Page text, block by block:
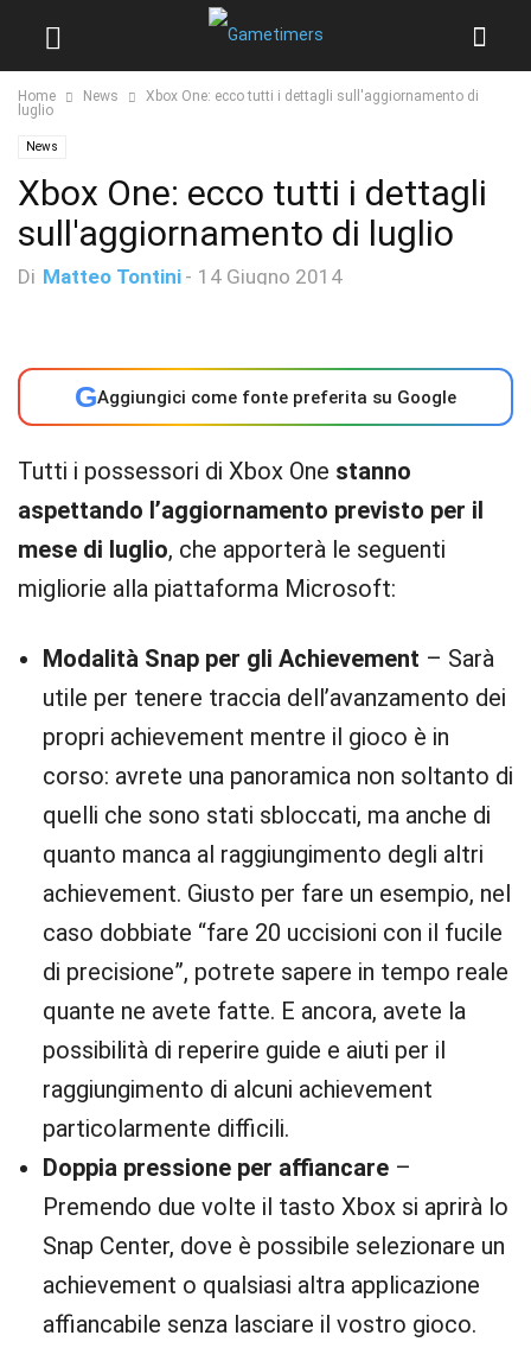
Home News
Xbox One: ecco tutti i dettagli sull'aggiornamento di
luglio
News
Xbox One: ecco tutti i dettagli
sull'aggiornamento di luglio
Di Matteo Tontini - 14 Giugno 2014
GAggiungici come fonte preferita su Google
Tutti i possessori di Xbox One stanno
aspettando l’aggiornamento previsto per il
mese di luglio, che apporterà le seguenti
migliorie alla piattaforma Microsoft:
Modalità Snap per gli Achievement – Sarà
utile per tenere traccia dell’avanzamento dei
propri achievement mentre il gioco è in
corso: avrete una panoramica non soltanto di
quelli che sono stati sbloccati, ma anche di
quanto manca al raggiungimento degli altri
achievement. Giusto per fare un esempio, nel
caso dobbiate “fare 20 uccisioni con il fucile
di precisione”, potrete sapere in tempo reale
quante ne avete fatte. E ancora, avete la
possibilità di reperire guide e aiuti per il
raggiungimento di alcuni achievement
particolarmente difficili.
Doppia pressione per affiancare –
Premendo due volte il tasto Xbox si aprirà lo
Snap Center, dove è possibile selezionare un
achievement o qualsiasi altra applicazione
affiancabile senza lasciare il vostro gioco.